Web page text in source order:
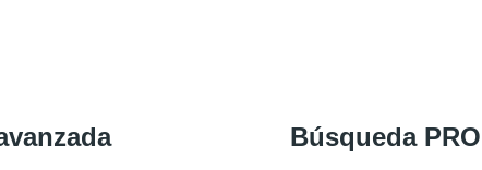
Búsqueda PRO